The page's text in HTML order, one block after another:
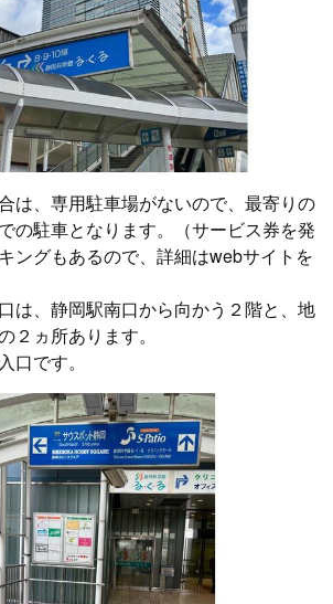
は、専用駐車場がないので、最寄りの
の駐車となります。（サービス券を発
ングもあるので、詳細はwebサイトを
は、静岡駅南口から向かう２階と、地
２ヵ所あります。
口です。